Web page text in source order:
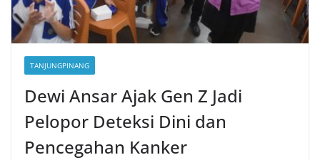
TANJUNGPINANG
Dewi Ansar Ajak Gen Z Jadi
Pelopor Deteksi Dini dan
Pencegahan Kanker